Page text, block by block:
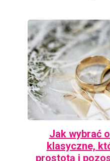
Jak wybrać
klasyczne,
prostotą i